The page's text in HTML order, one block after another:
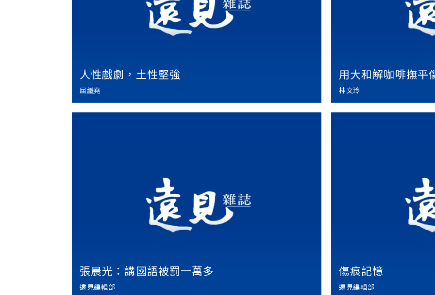
人性戲劇，土性堅強
屈繼堯
用大和解咖啡撫平
林文玲
張晨光：講國語被罰一萬多
遠見編輯部
傷痕記憶
遠見編輯部